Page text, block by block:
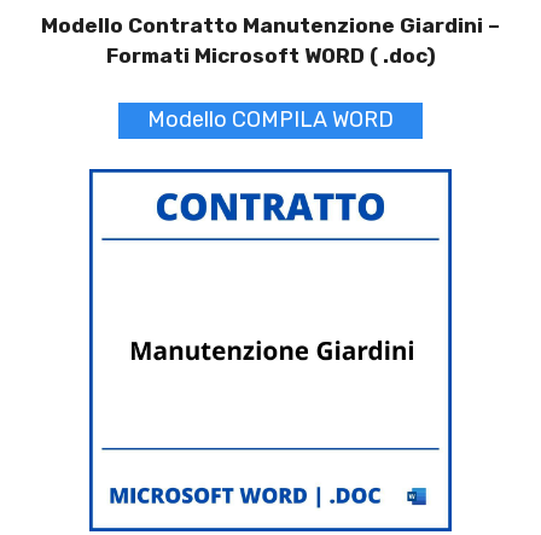
Modello Contratto Manutenzione Giardini –
Formati Microsoft WORD ( .doc)
Modello COMPILA WORD